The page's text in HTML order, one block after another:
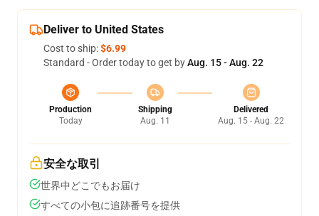
Deliver to United States
Cost to ship:$6.99
Standard - Order today to get byAug. 15 - Aug. 22
Production
Today
Shipping
Aug. 11
Delivered
Aug. 15 - Aug. 22
安全な取引
世界中どこでもお届け
すべての小包に追跡番号を提供